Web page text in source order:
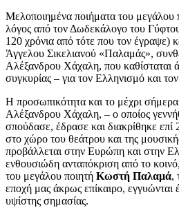
Μελοποιημένα ποιήματα του μεγάλου
λόγος από τον Δωδεκάλογο του
120 χρόνια από τότε που τον έγραψε)
Άγγελου Σικελιανού «Παλαμάς»,
Αλέξανδρου Χάχαλη, που καθίσταται
συγκυρίας – για τον Ελληνισμό και
Η προσωπικότητα και το μέχρι
Αλέξανδρου Χάχαλη, – ο οποίος
σπούδασε, έδρασε και διακρίθηκε
στο χώρο του θεάτρου και της
προβάλλεται στην Ευρώπη και στην
ενθουσιώδη ανταπόκριση από το
του μεγάλου ποιητή Κωστή Παλαμά,
εποχή μας άκρως επίκαιρο, εγγυώνται
υψίστης σημασίας.